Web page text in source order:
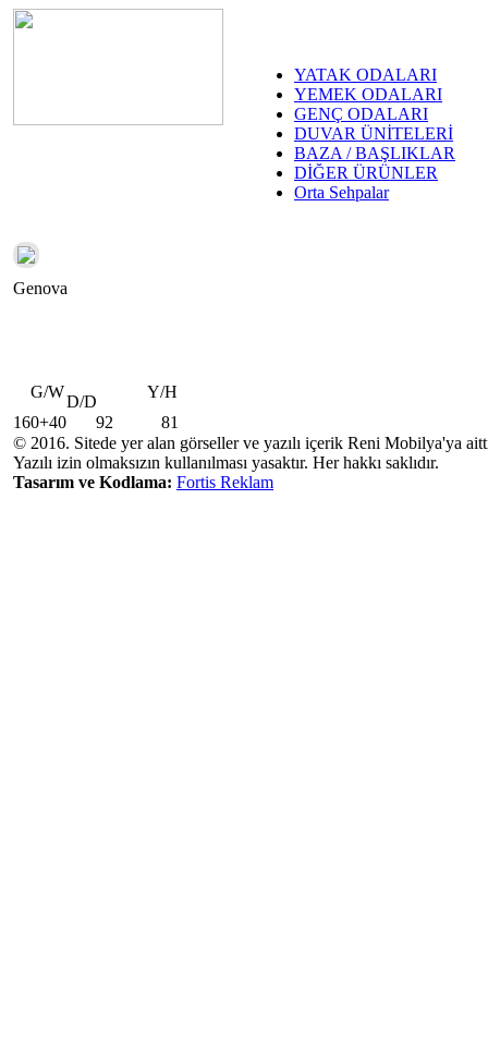
YATAK ODALARI
YEMEK ODALARI
GENÇ ODALARI
DUVAR ÜNİTELERİ
BAZA / BAŞLIKLAR
DİĞER ÜRÜNLER
Orta Sehpalar
Genova
G/W
D/D
Y/H
160+40
92
81
© 2016. Sitede yer alan görseller ve yazılı içerik Reni Mobilya'ya
Yazılı izin olmaksızın kullanılması yasaktır. Her hakkı saklıdır.
Tasarım ve Kodlama: Fortis Reklam